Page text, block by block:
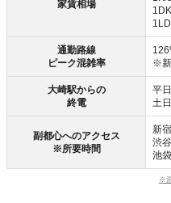
家賃相場
通勤路線
ピーク混雑率
※新
大崎駅からの
終電
平
土
副都心へのアクセス
※所要時間
新
渋
池
※